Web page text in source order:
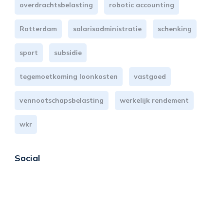
overdrachtsbelasting robotic accounting
Rotterdam salarisadministratie schenking
sport subsidie
tegemoetkoming loonkosten vastgoed
vennootschapsbelasting werkelijk rendement
wkr
Social